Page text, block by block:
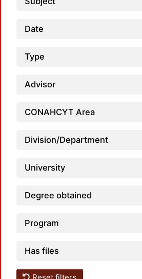
Date
Type
Advisor
CONAHCYT Area
Division/Department
University
Degree obtained
Program
Has files